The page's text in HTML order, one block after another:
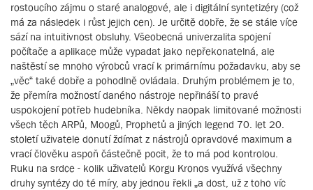
rostoucího zájmu o staré analogové, ale i digitální syntetizéry (což
má za následek i růst jejich cen). Je určitě dobře, že se stále více
sází na intuitivnost obsluhy. Všeobecná univerzalita spojení
počítače a aplikace může vypadat jako nepřekonatelná, ale
naštěstí se mnoho výrobců vrací k primárnímu požadavku, aby se
„věc“ také dobře a pohodlně ovládala. Druhým problémem je to,
že přemíra možností daného nástroje nepřináší to pravé
uspokojení potřeb hudebníka. Někdy naopak limitované možnosti
všech těch ARPů, Moogů, Prophetů a jiných legend 70. let 20.
století uživatele donutí ždímat z nástrojů opravdové maximum a
vrací člověku aspoň částečně pocit, že to má pod kontrolou.
Ruku na srdce - kolik uživatelů Korgu Kronos využívá všechny
druhy syntézy do té míry, aby jednou řekli „a dost, už z toho víc